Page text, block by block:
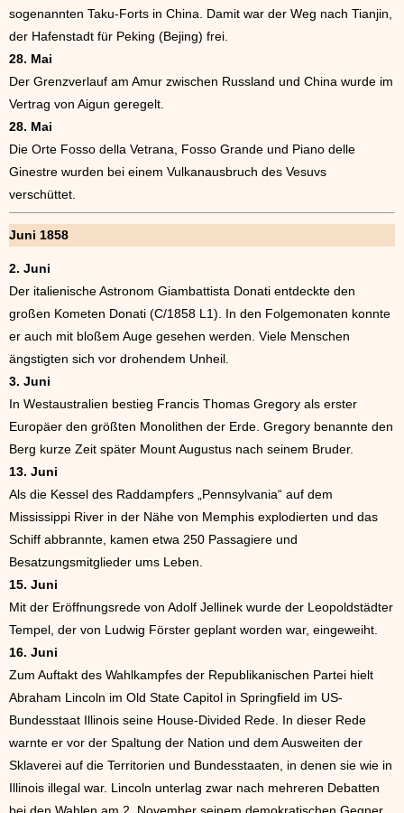
sogenannten Taku-Forts in China. Damit war der Weg nach Tianjin,
der Hafenstadt für Peking (Bejing) frei.
28. Mai
Der Grenzverlauf am Amur zwischen Russland und China wurde im
Vertrag von Aigun geregelt.
28. Mai
Die Orte Fosso della Vetrana, Fosso Grande und Piano delle
Ginestre wurden bei einem Vulkanausbruch des Vesuvs
verschüttet.
Juni 1858
2. Juni
Der italienische Astronom Giambattista Donati entdeckte den
großen Kometen Donati (C/1858 L1). In den Folgemonaten konnte
er auch mit bloßem Auge gesehen werden. Viele Menschen
ängstigten sich vor drohendem Unheil.
3. Juni
In Westaustralien bestieg Francis Thomas Gregory als erster
Europäer den größten Monolithen der Erde. Gregory benannte den
Berg kurze Zeit später Mount Augustus nach seinem Bruder.
13. Juni
Als die Kessel des Raddampfers „Pennsylvania“ auf dem
Mississippi River in der Nähe von Memphis explodierten und das
Schiff abbrannte, kamen etwa 250 Passagiere und
Besatzungsmitglieder ums Leben.
15. Juni
Mit der Eröffnungsrede von Adolf Jellinek wurde der Leopoldstädter
Tempel, der von Ludwig Förster geplant worden war, eingeweiht.
16. Juni
Zum Auftakt des Wahlkampfes der Republikanischen Partei hielt
Abraham Lincoln im Old State Capitol in Springfield im US-
Bundesstaat Illinois seine House-Divided Rede. In dieser Rede
warnte er vor der Spaltung der Nation und dem Ausweiten der
Sklaverei auf die Territorien und Bundesstaaten, in denen sie wie in
Illinois illegal war. Lincoln unterlag zwar nach mehreren Debatten
bei den Wahlen am 2. November seinem demokratischen Gegner